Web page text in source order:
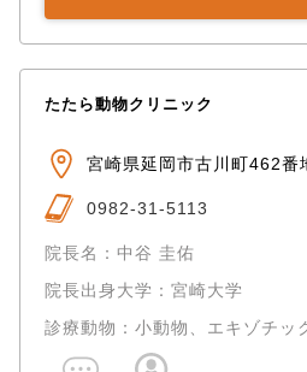
たたら動物クリニック
宮崎県延岡市古川町462番
0982-31-5113
院長名：中谷 圭佑
院長出身大学：宮崎大学
診療動物：小動物、エキゾチッ